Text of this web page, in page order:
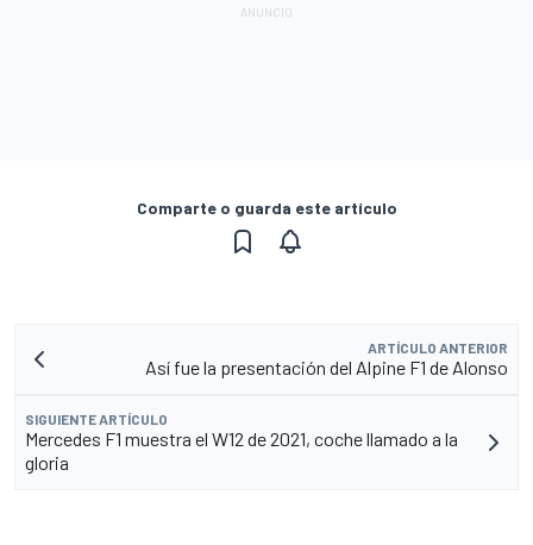
Comparte o guarda este artículo
ARTÍCULO ANTERIOR
Así fue la presentación del Alpine F1 de Alonso
SIGUIENTE ARTÍCULO
Mercedes F1 muestra el W12 de 2021, coche llamado a la
gloria